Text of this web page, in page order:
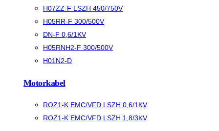
H07ZZ-F LSZH 450/750V
H05RR-F 300/500V
DN-F 0,6/1KV
H05RNH2-F 300/500V
H01N2-D
Motorkabel
ROZ1-K EMC/VFD LSZH 0,6/1KV
ROZ1-K EMC/VFD LSZH 1,8/3KV